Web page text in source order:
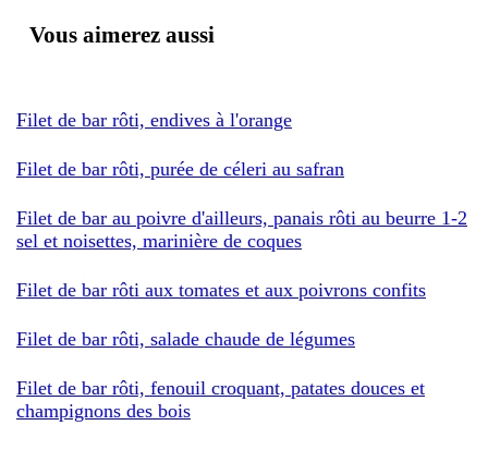
Vous aimerez aussi
Filet de bar rôti, endives à l'orange
Filet de bar rôti, purée de céleri au safran
Filet de bar au poivre d'ailleurs, panais rôti au beurre 1-2
sel et noisettes, marinière de coques
Filet de bar rôti aux tomates et aux poivrons confits
Filet de bar rôti, salade chaude de légumes
Filet de bar rôti, fenouil croquant, patates douces et
champignons des bois